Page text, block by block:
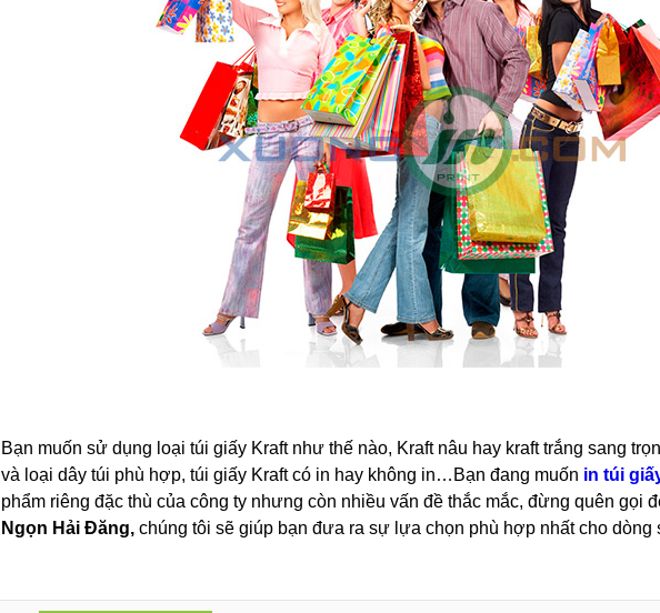
Bạn muốn sử dụng loại túi giấy Kraft như thế nào, Kraft nâu hay kraft trắng sang
và loại dây túi phù hợp, túi giấy Kraft có in hay không in…Bạn đang muốn in túi
phẩm riêng đặc thù của công ty nhưng còn nhiều vấn đề thắc mắc, đừng quên gọi
Ngọn Hải Đăng, chúng tôi sẽ giúp bạn đưa ra sự lựa chọn phù hợp nhất cho dòng